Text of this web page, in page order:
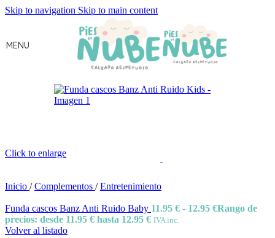
Skip to navigation Skip to main content
MENU
Click to enlarge
Inicio / Complementos / Entretenimiento
Funda cascos Banz Anti Ruido Baby 11.95 € - 12.95 €Rango de
precios: desde 11.95 € hasta 12.95 € IVA inc.
Volver al listado